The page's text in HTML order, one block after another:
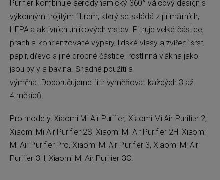
Purifier kombinuje aerodynamický 360° válcový design s
výkonným trojitým filtrem, který se skládá z primárních,
HEPA a aktivních uhlíkových vrstev. Filtruje velké částice,
prach a kondenzované výpary, lidské vlasy a zvířecí srst,
papír, dřevo a jiné drobné částice, rostlinná vlákna jako
jsou pyly a bavlna. Snadné použití a
výměna. Doporučujeme filtr vyměňovat každých 3 až
4 měsíců.
Pro modely: Xiaomi Mi Air Purifier, Xiaomi Mi Air Purifier 2,
Xiaomi Mi Air Purifier 2S, Xiaomi Mi Air Purifier 2H, Xiaomi
Mi Air Purifier Pro, Xiaomi Mi Air Purifier 3, Xiaomi Mi Air
Purifier 3H, Xiaomi Mi Air Purifier 3C.